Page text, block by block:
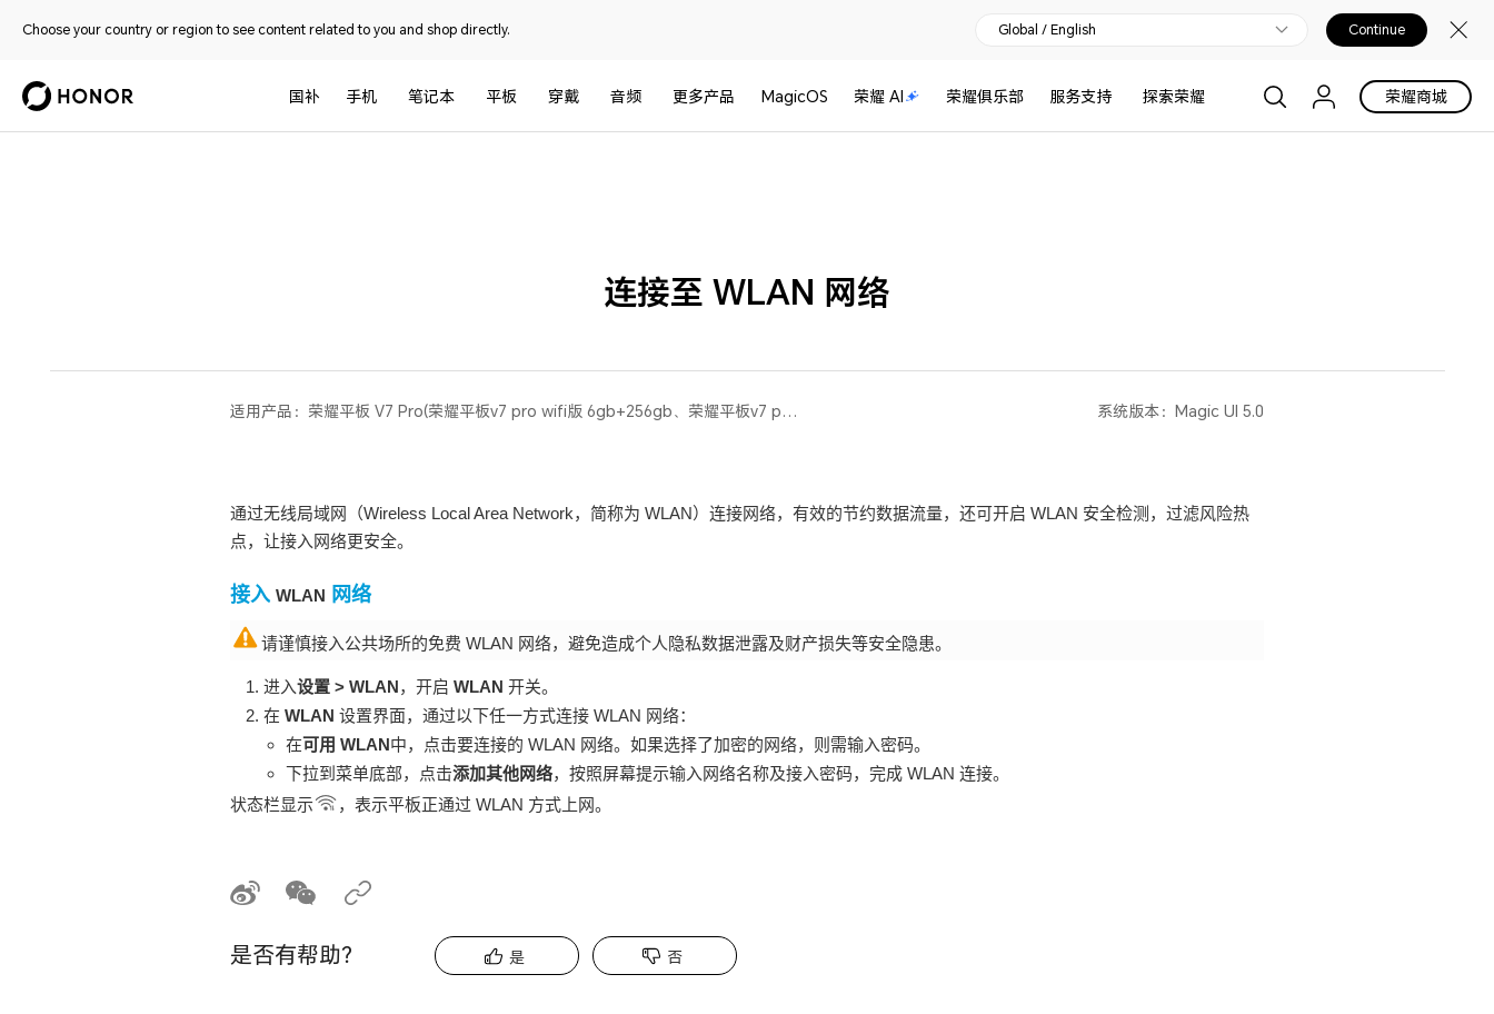
Choose your country or region to see content related to you and shop directly. Global / English Continue
国补 手机 笔记本 平板 穿戴 音频 更多产品 MagicOS 荣耀 AI 荣耀俱乐部 服务支持 探索荣耀 荣耀商城
连接至 WLAN 网络
适用产品： 荣耀平板 V7 Pro(荣耀平板v7 pro wifi版 6gb+256gb、荣耀平板v7 pro 5g版 6g+128g、荣耀平板v7 pro 5g版 8gb+256gb) 系统版本：Magic UI 5.0
通过无线局域网 （Wireless Local Area Network，简称为 WLAN） 连接网络，有效的节约数据流量，还可开启 WLAN 安全检测，过滤风险热
点，让接入网络更安全。
接入 WLAN 网络
请谨慎接入公共场所的免费 WLAN 网络，避免造成个人隐私数据泄露及财产损失等安全隐患。
进入设置> WLAN，开启 WLAN 开关。
在 WLAN 设置界面，通过以下任一方式连接 WLAN 网络：
在可用 WLAN中，点击要连接的 WLAN 网络。如果选择了加密的网络，则需输入密码。
下拉到菜单底部，点击添加其他网络，按照屏幕提示输入网络名称及接入密码，完成 WLAN 连接。
状态栏显示
，表示平板正通过 WLAN 方式上网。
是否有帮助？ 是 否